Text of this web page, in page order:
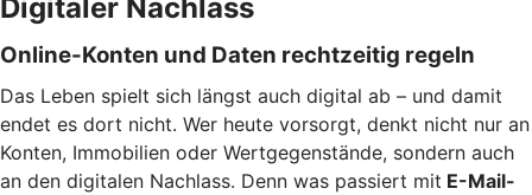
Digitaler Nachlass
Online-Konten und Daten rechtzeitig regeln
Das Leben spielt sich längst auch digital ab – und damit
endet es dort nicht. Wer heute vorsorgt, denkt nicht nur an
Konten, Immobilien oder Wertgegenstände, sondern auch
an den digitalen Nachlass. Denn was passiert mit E-Mail-